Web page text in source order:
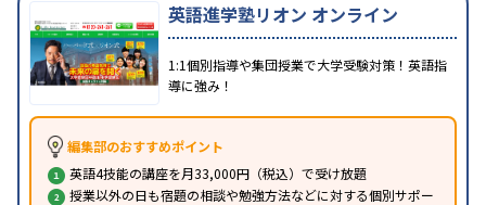
英語進学塾リオン オンライン
1:1個別指導や集団授業で大学受験対策！英語指
導に強み！
編集部のおすすめポイント
英語4技能の講座を月33,000円（税込）で受け放題
授業以外の日も宿題の相談や勉強方法などに対する個別サポー